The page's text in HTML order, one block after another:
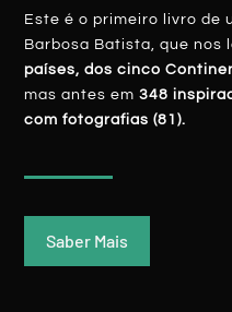
Sandra Lobão 28
Este é o primeiro livro de
Barbosa Batista, que nos
países, dos cinco
mas antes em348
com fotografias (81).
Saber Mais